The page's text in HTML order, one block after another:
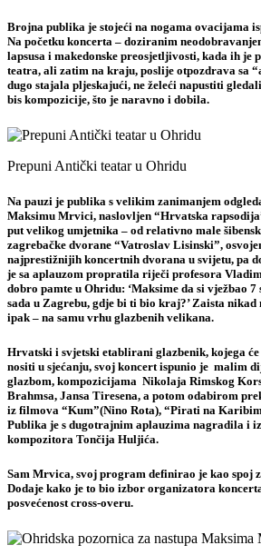
Brojna publika je stojeći na nogama ovacijama
Na početku koncerta – doziranim
lapsusa i makedonske preosjetljivosti, kada ih je
teatra, ali zatim na kraju, poslije otpozdrava sa
dugo stajala pljeskajući, ne želeći napustiti
bis kompozicije, što je naravno i dobila.
Prepuni Antički teatar u Ohridu
Na pauzi je publika s velikim zanimanjem
Maksimu Mrvici, naslovljen “Hrvatska
put velikog umjetnika – od relativno male
zagrebačke dvorane “Vatroslav Lisinski”,
najprestižnijih koncertnih dvorana u svijetu, pa
je sa aplauzom propratila riječi profesora
dobro pamte u Ohridu: ‘Maksime da si vježbao
sada u Zagrebu, gdje bi ti bio kraj?’ Zaista
ipak – na samu vrhu glazbenih velikana.
Hrvatski i svjetski etablirani glazbenik, kojega
nositi u sjećanju, svoj koncert ispunio je malim
glazbom, kompozicijama Nikolaja Rimskog
Brahmsa, Jansa Tiresena, a potom odabirom
iz filmova “Kum”(Nino Rota), “Pirati na
Publika je s dugotrajnim aplauzima nagradila i
kompozitora Tončija Huljića.
Sam Mrvica, svoj program definirao je kao spoj
Dodaje kako je to bio izbor organizatora
posvećenost cross-overu.